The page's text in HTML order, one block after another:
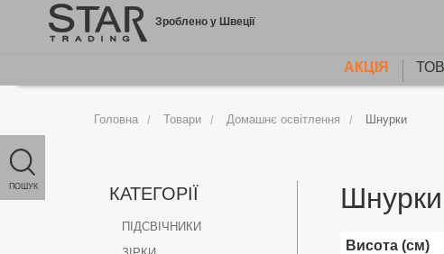
ПОШУК
Зроблено у Швеції
АКЦІЯ
Головна Товари Домашнє освітлення Шнурки
КАТЕГОРІЇ
ПІДСВІЧНИКИ
Шнурки
Висота (см)